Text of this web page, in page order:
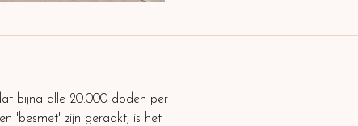
bijna alle 20.000 doden per
'besmet' zijn geraakt, is het